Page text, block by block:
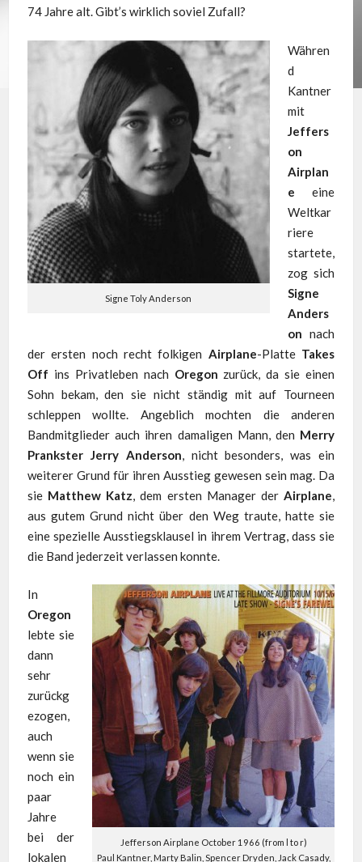
74 Jahre alt. Gibt’s wirklich soviel Zufall?
Signe Toly Anderson
Währen
d
Kantner
mit
Jeffers
on
Airplan
e eine
Weltkar
riere
startete,
zog sich
Signe
Anders
on nach
der ersten noch recht folkigen Airplane-Platte Takes
Off ins Privatleben nach Oregon zurück, da sie einen
Sohn bekam, den sie nicht ständig mit auf Tourneen
schleppen wollte. Angeblich mochten die anderen
Bandmitglieder auch ihren damaligen Mann, den Merry
Prankster Jerry Anderson , nicht besonders, was ein
weiterer Grund für ihren Ausstieg gewesen sein mag. Da
sie Matthew Katz , dem ersten Manager der Airplane
aus gutem Grund nicht über den Weg traute, hatte sie
eine spezielle Ausstiegsklausel in ihrem Vertrag, dass sie
die Band jederzeit verlassen konnte.
Jefferson Airplane October 1966 (from l to r)
Paul Kantner, Marty Balin, Spencer Dryden, Jack Casady,
In
Oregon
lebte sie
dann
sehr
zurückg
ezogen,
auch
wenn sie
noch ein
paar
Jahre
bei der
lokalen